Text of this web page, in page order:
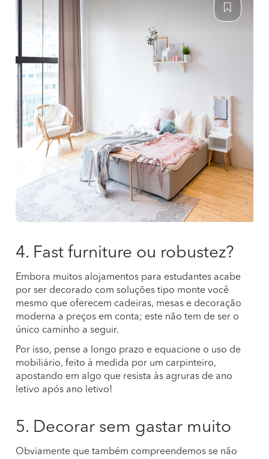
4. Fast furniture ou robustez?
Embora muitos alojamentos para estudantes acabe
por ser decorado com soluções tipo monte você
mesmo que oferecem cadeiras, mesas e decoração
moderna a preços em conta; este não tem de ser o
único caminho a seguir.
Por isso, pense a longo prazo e equacione o uso de
mobiliário, feito à medida por um carpinteiro,
apostando em algo que resista às agruras de ano
letivo após ano letivo!
5. Decorar sem gastar muito
Obviamente que também compreendemos se não